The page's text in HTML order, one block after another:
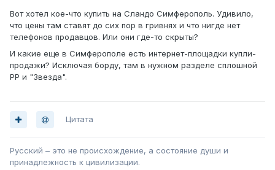
Вот хотел кое-что купить на Сландо Симферополь. Удивило,
что цены там ставят до сих пор в гривнях и что нигде нет
телефонов продавцов. Или они где-то скрыты?
И какие еще в Симферополе есть интернет-площадки купли-
продажи? Исключая борду, там в нужном разделе сплошной
РР и "Звезда".
Цитата
Русский – это не происхождение, а состояние души и
принадлежность к цивилизации.